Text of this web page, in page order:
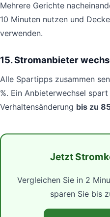
Mehrere Gerichte
10 Minuten nutzen und
verwenden.
15. Stromanbieter
Alle Spartipps zusammen
%. Ein Anbieterwechsel
Verhaltensänderung bis zu
Jetzt
Vergleichen Sie in 2
sparen Sie bis